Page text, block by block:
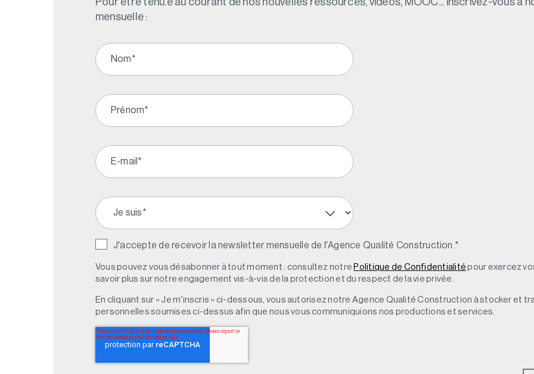
mensuelle :
J'accepte de recevoir la newsletter mensuelle de l'Agence Qualité Construction.*
Vous pouvez vous désabonner à tout moment : consultez notre Politique de Confidentialité pour exercez
savoir plus sur notre engagement vis-à-vis de la protection et du respect de la vie privée.
En cliquant sur « Je m'inscris » ci-dessous, vous autorisez notre Agence Qualité Construction à stocker et
personnelles soumises ci-dessus afin que nous vous communiquions nos productions et services.